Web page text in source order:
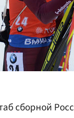
сборной